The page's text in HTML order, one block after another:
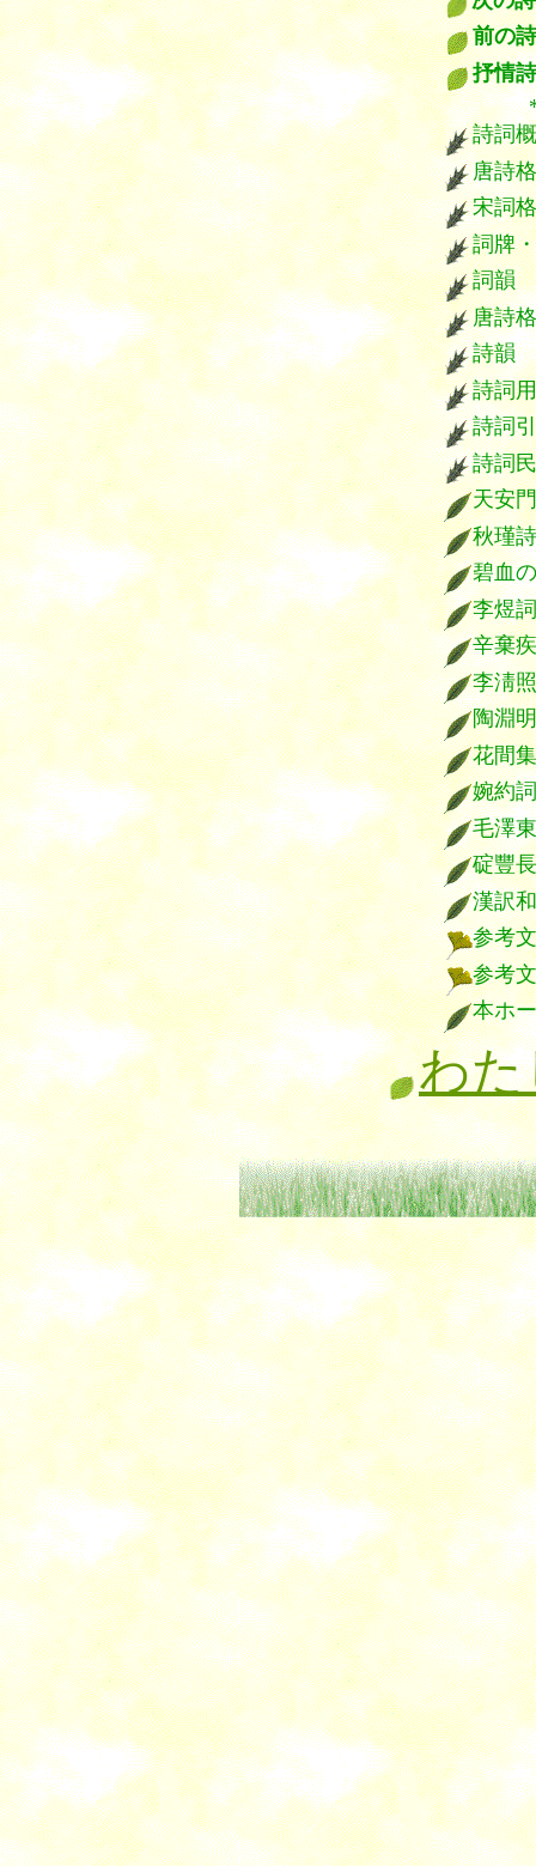
前の
抒情
詩詞
唐詩
宋詞
詞牌
詞韻
唐詩
詩韻
詩詞
詩詞
詩詞
天安
秋瑾
碧血
李煜詞
辛棄
李淸
陶淵
花間集
婉約
毛澤
碇豐
漢訳
参考
参考
本ホ
わ